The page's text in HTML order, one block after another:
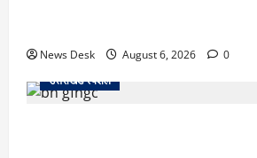
News Desk August 6, 2026
0
उत्तराखंड स्पेशल